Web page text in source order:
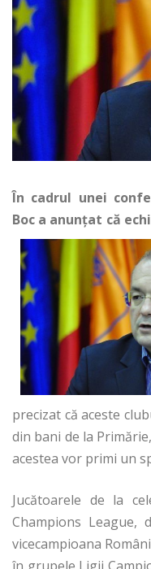
În cadrul unei
Boc a anunţat că
precizat că aceste
din bani de la
acestea vor primi un
Jucătoarele de la
Champions League,
vicecampioana